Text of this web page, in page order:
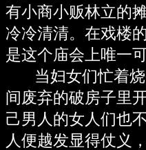
有小商小贩林立的
冷冷清清。在戏楼
是这个庙会上唯一
当妇女们忙着烧
间废弃的破房子里
己男人的女人们也
人便越发显得仗义